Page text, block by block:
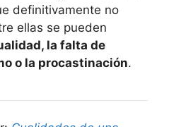
definitivamente no
ellas se pueden
la falta de
o la procastinación.